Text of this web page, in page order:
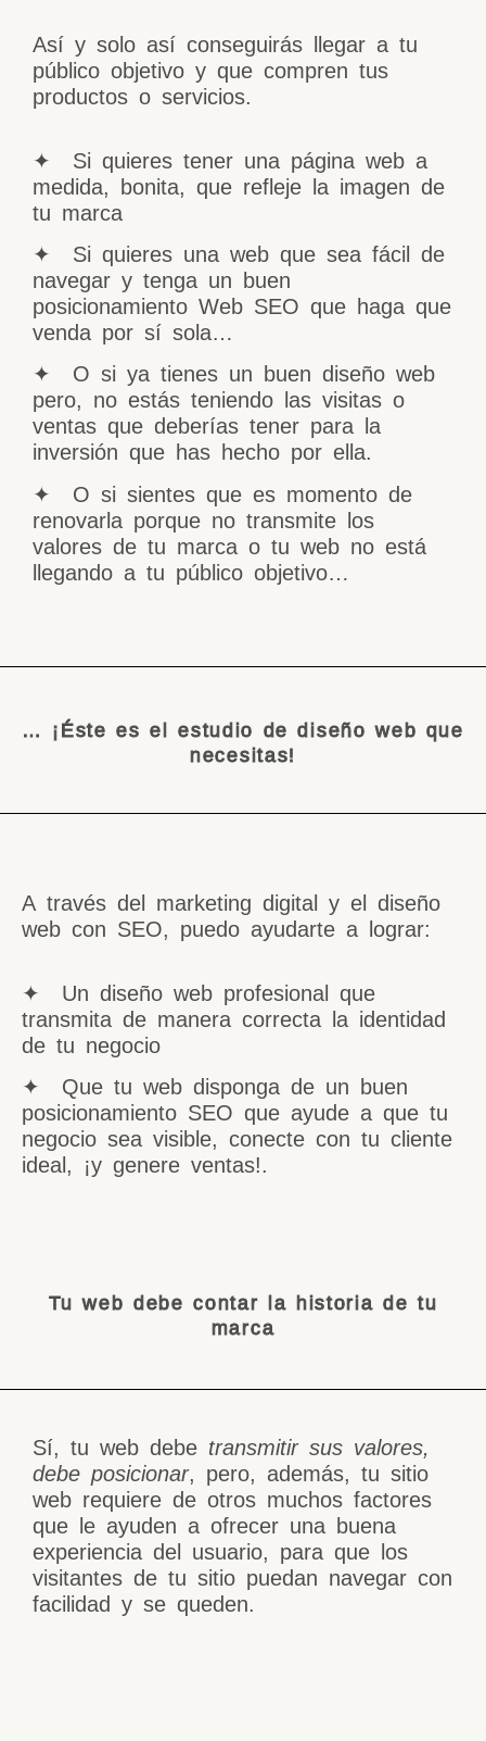
Así y solo así conseguirás llegar a tu
público objetivo y que compren tus
productos o servicios.
✦ Si quieres tener una página web a
medida, bonita, que refleje la imagen de
tu marca
✦ Si quieres una web que sea fácil de
navegar y tenga un buen
posicionamiento Web SEO que haga que
venda por sí sola…
✦ O si ya tienes un buen diseño web
pero, no estás teniendo las visitas o
ventas que deberías tener para la
inversión que has hecho por ella.
✦ O si sientes que es momento de
renovarla porque no transmite los
valores de tu marca o tu web no está
llegando a tu público objetivo…
… ¡Éste es el estudio de diseño web que
necesitas!
A través del marketing digital y el diseño
web con SEO, puedo ayudarte a lograr:
✦ Un diseño web profesional que
transmita de manera correcta la identidad
de tu negocio
✦ Que tu web disponga de un buen
posicionamiento SEO que ayude a que tu
negocio sea visible, conecte con tu cliente
ideal, ¡y genere ventas!.
Tu web debe contar la historia de tu
marca
Sí, tu web debe transmitir sus valores,
debe posicionar, pero, además, tu sitio
web requiere de otros muchos factores
que le ayuden a ofrecer una buena
experiencia del usuario, para que los
visitantes de tu sitio puedan navegar con
facilidad y se queden.